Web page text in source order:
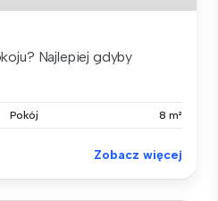
Najlepiej gdyby
Pokój 8 m²
Zobacz więcej